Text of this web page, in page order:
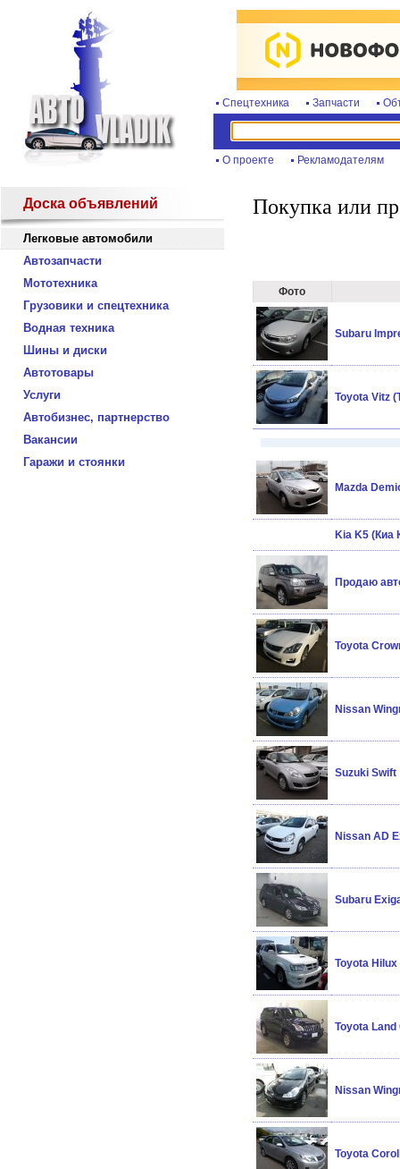
Спецтехника Запчасти
О проекте Рекламодателям
Доска объявлений
Легковые автомобили
Автозапчасти
Мототехника
Грузовики и спецтехника
Водная техника
Шины и диски
Автотовары
Услуги
Автобизнес, партнерство
Вакансии
Гаражи и стоянки
Покупка или
Фото
Subaru
Toyota Vitz
Mazda
Kia K5 (Киа
Продаю
Toyota
Nissan
Suzuki Swift
Nissan AD
Subaru
Toyota Hilux
Toyota
Nissan
Toyota